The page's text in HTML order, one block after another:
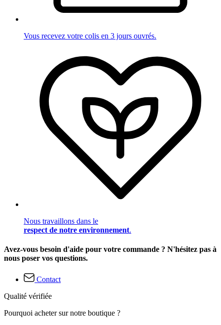
Vous recevez votre colis en 3 jours ouvrés.
Nous travaillons dans le
respect de notre environnement.
Avez-vous besoin d'aide pour votre commande ? N'hésitez pas à
nous poser vos questions.
Contact
Qualité vérifiée
Pourquoi acheter sur notre boutique ?